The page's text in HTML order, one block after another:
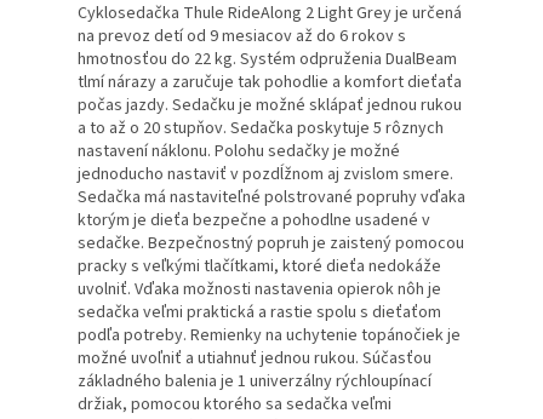
Cyklosedačka Thule RideAlong 2 Light Grey je určená
na prevoz detí od 9 mesiacov až do 6 rokov s
hmotnosťou do 22 kg. Systém odpruženia DualBeam
tlmí nárazy a zaručuje tak pohodlie a komfort dieťaťa
počas jazdy. Sedačku je možné sklápať jednou rukou
a to až o 20 stupňov. Sedačka poskytuje 5 rôznych
nastavení náklonu. Polohu sedačky je možné
jednoducho nastaviť v pozdĺžnom aj zvislom smere.
Sedačka má nastaviteľné polstrované popruhy vďaka
ktorým je dieťa bezpečne a pohodlne usadené v
sedačke. Bezpečnostný popruh je zaistený pomocou
pracky s veľkými tlačítkami, ktoré dieťa nedokáže
uvolniť. Vďaka možnosti nastavenia opierok nôh je
sedačka veľmi praktická a rastie spolu s dieťaťom
podľa potreby. Remienky na uchytenie topánočiek je
možné uvoľniť a utiahnuť jednou rukou. Súčasťou
základného balenia je 1 univerzálny rýchloupínací
držiak, pomocou ktorého sa sedačka veľmi